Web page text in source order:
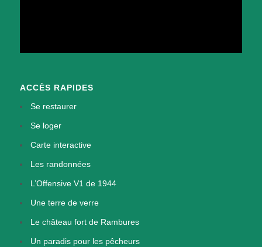
ACCÈS RAPIDES
Se restaurer
Se loger
Carte interactive
Les randonnées
L’Offensive V1 de 1944
Une terre de verre
Le château fort de Rambures
Un paradis pour les pêcheurs